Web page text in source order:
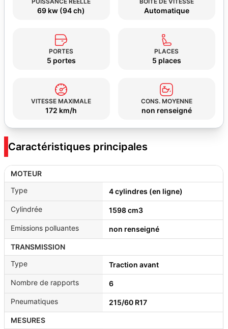
69 kw (94 ch) Automatique
PORTES
5 portes
PLACES
5 places
VITESSE MAXIMALE
172 km/h
CONS. MOYENNE
non renseigné
Caractéristiques principales
MOTEUR
Type
4 cylindres (en ligne)
Cylindrée 1598 cm3
Emissions polluantes non renseigné
TRANSMISSION
Type
Traction avant
Nombre de rapports 6
Pneumatiques 215/60 R17
MESURES